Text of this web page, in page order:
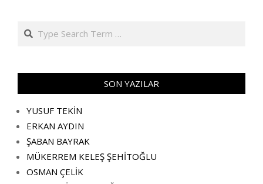
Search
SON YAZILAR
YUSUF TEKİN
ERKAN AYDIN
ŞABAN BAYRAK
MÜKERREM KELEŞ ŞEHİTOĞLU
OSMAN ÇELİK